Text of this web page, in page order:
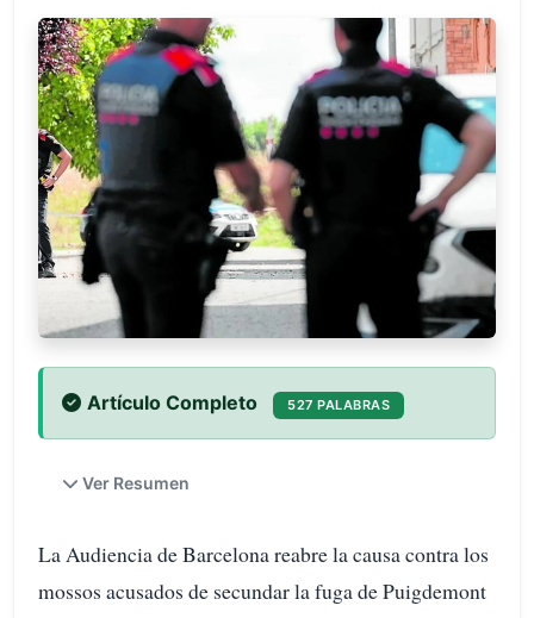
Artículo Completo 527 PALABRAS
Ver Resumen
La Audiencia de Barcelona reabre la causa contra los
mossos acusados de secundar la fuga de Puigdemont